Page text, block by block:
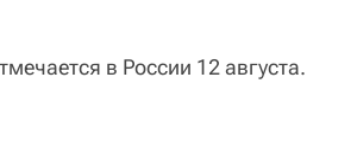
в России 12 августа.